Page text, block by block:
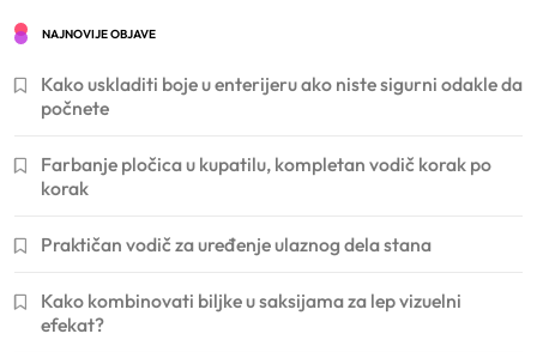
NAJNOVIJE OBJAVE
Kako uskladiti boje u enterijeru ako niste sigurni odakle da
počnete
Farbanje pločica u kupatilu, kompletan vodič korak po
korak
Praktičan vodič za uređenje ulaznog dela stana
Kako kombinovati biljke u saksijama za lep vizuelni
efekat?